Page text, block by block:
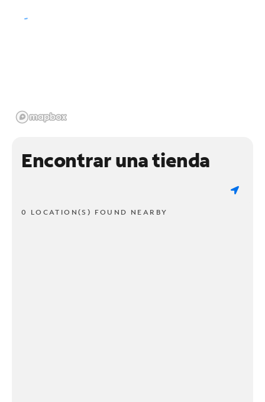
Encontrar una tienda
0 LOCATION(S) FOUND NEARBY